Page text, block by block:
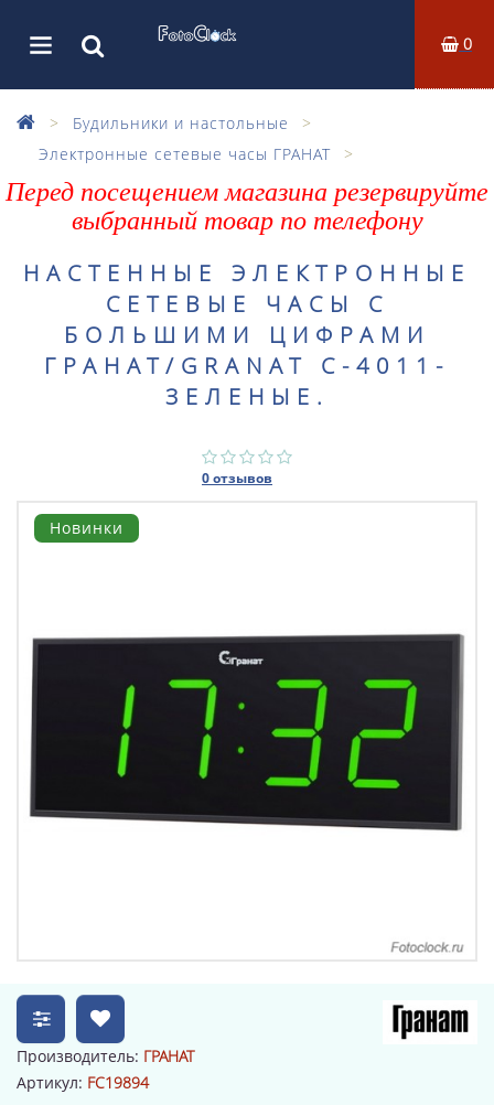
0
Будильники и настольные
Электронные сетевые часы ГРАНАТ
Перед посещением магазина резервируйте
выбранный товар по телефону
НАСТЕННЫЕ ЭЛЕКТРОННЫЕ
СЕТЕВЫЕ ЧАСЫ С
БОЛЬШИМИ ЦИФРАМИ
ГРАНАТ/GRANAT С-4011-
ЗЕЛЕНЫЕ.
0 отзывов
Новинки
Производитель: ГРАНАТ
Артикул: FC19894